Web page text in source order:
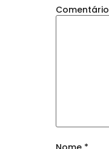
Comentário